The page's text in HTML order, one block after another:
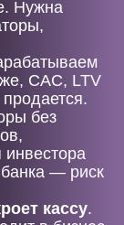
Нужна
CAC, LTV
без
— риск
кассу.